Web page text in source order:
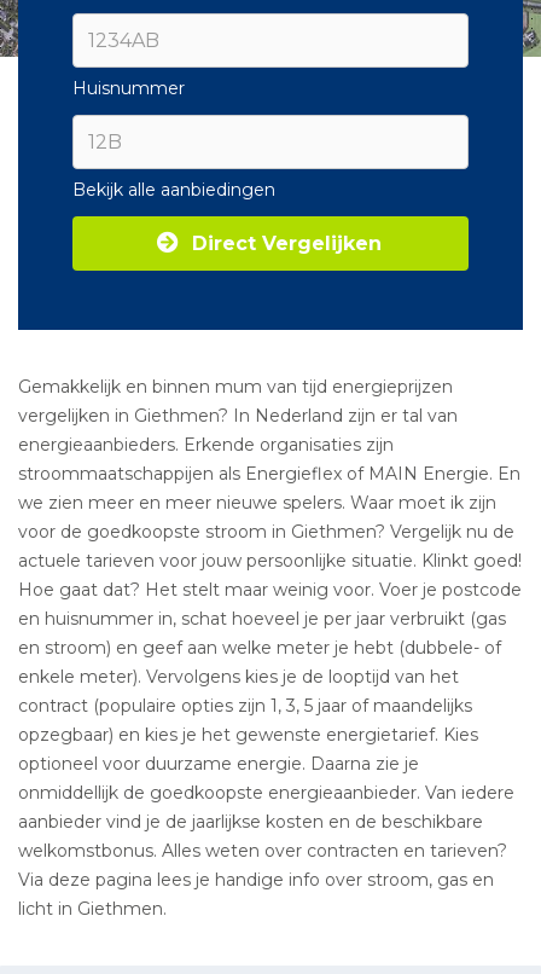
Huisnummer
Bekijk alle aanbiedingen
Direct Vergelijken
Gemakkelijk en binnen mum van tijd energieprijzen
vergelijken in Giethmen? In Nederland zijn er tal van
energieaanbieders. Erkende organisaties zijn
stroommaatschappijen als Energieflex of MAIN Energie. En
we zien meer en meer nieuwe spelers. Waar moet ik zijn
voor de goedkoopste stroom in Giethmen? Vergelijk nu de
actuele tarieven voor jouw persoonlijke situatie. Klinkt goed!
Hoe gaat dat? Het stelt maar weinig voor. Voer je postcode
en huisnummer in, schat hoeveel je per jaar verbruikt (gas
en stroom) en geef aan welke meter je hebt (dubbele- of
enkele meter). Vervolgens kies je de looptijd van het
contract (populaire opties zijn 1, 3, 5 jaar of maandelijks
opzegbaar) en kies je het gewenste energietarief. Kies
optioneel voor duurzame energie. Daarna zie je
onmiddellijk de goedkoopste energieaanbieder. Van iedere
aanbieder vind je de jaarlijkse kosten en de beschikbare
welkomstbonus. Alles weten over contracten en tarieven?
Via deze pagina lees je handige info over stroom, gas en
licht in Giethmen.